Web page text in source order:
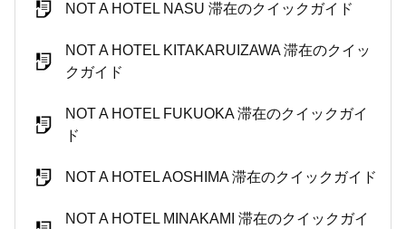
NOT A HOTEL NASU 滞在のクイックガイド
NOT A HOTEL KITAKARUIZAWA 滞在のクイッ
クガイド
NOT A HOTEL FUKUOKA 滞在のクイックガイ
ド
NOT A HOTEL AOSHIMA 滞在のクイックガイド
NOT A HOTEL MINAKAMI 滞在のクイックガイ